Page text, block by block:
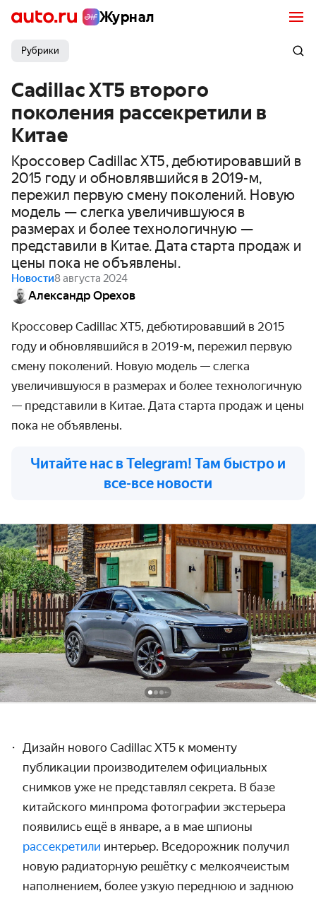
Журнал
Рубрики
Cadillac XT5 второго
поколения рассекретили в
Китае
Кроссовер Cadillac XT5, дебютировавший в
2015 году и обновлявшийся в 2019-м,
пережил первую смену поколений. Новую
модель — слегка увеличившуюся в
размерах и более технологичную —
представили в Китае. Дата старта продаж и
цены пока не объявлены.
Новости8 августа 2024
Александр Орехов
Кроссовер Cadillac XT5, дебютировавший в 2015
году и обновлявшийся в 2019-м, пережил первую
смену поколений. Новую модель — слегка
увеличившуюся в размерах и более технологичную
— представили в Китае. Дата старта продаж и цены
пока не объявлены.
Читайте нас в Telegram! Там быстро и
все-все новости
Дизайн нового Cadillac XT5 к моменту
публикации производителем официальных
снимков уже не представлял секрета. В базе
китайского минпрома фотографии экстерьера
появились ещё в январе, а в мае шпионы
рассекретили интерьер. Вседорожник получил
новую радиаторную решётку с мелкоячеистым
наполнением, более узкую переднюю и заднюю